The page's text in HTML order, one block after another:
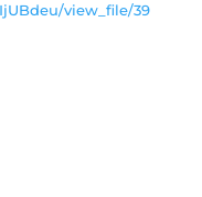
view_file/39